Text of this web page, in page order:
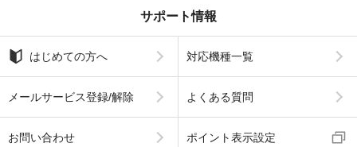
サポート情報
はじめての方へ 対応機種一覧
メールサービス登録/解除 よくある質問
お問い合わせ ポイント表示設定